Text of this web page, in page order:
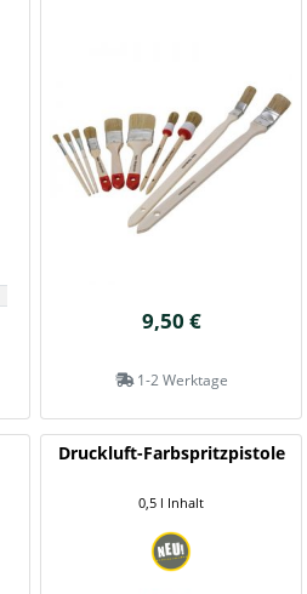
9,50 €
1-2 Werktage
Druckluft-Farbspritzpistole
0,5 l Inhalt